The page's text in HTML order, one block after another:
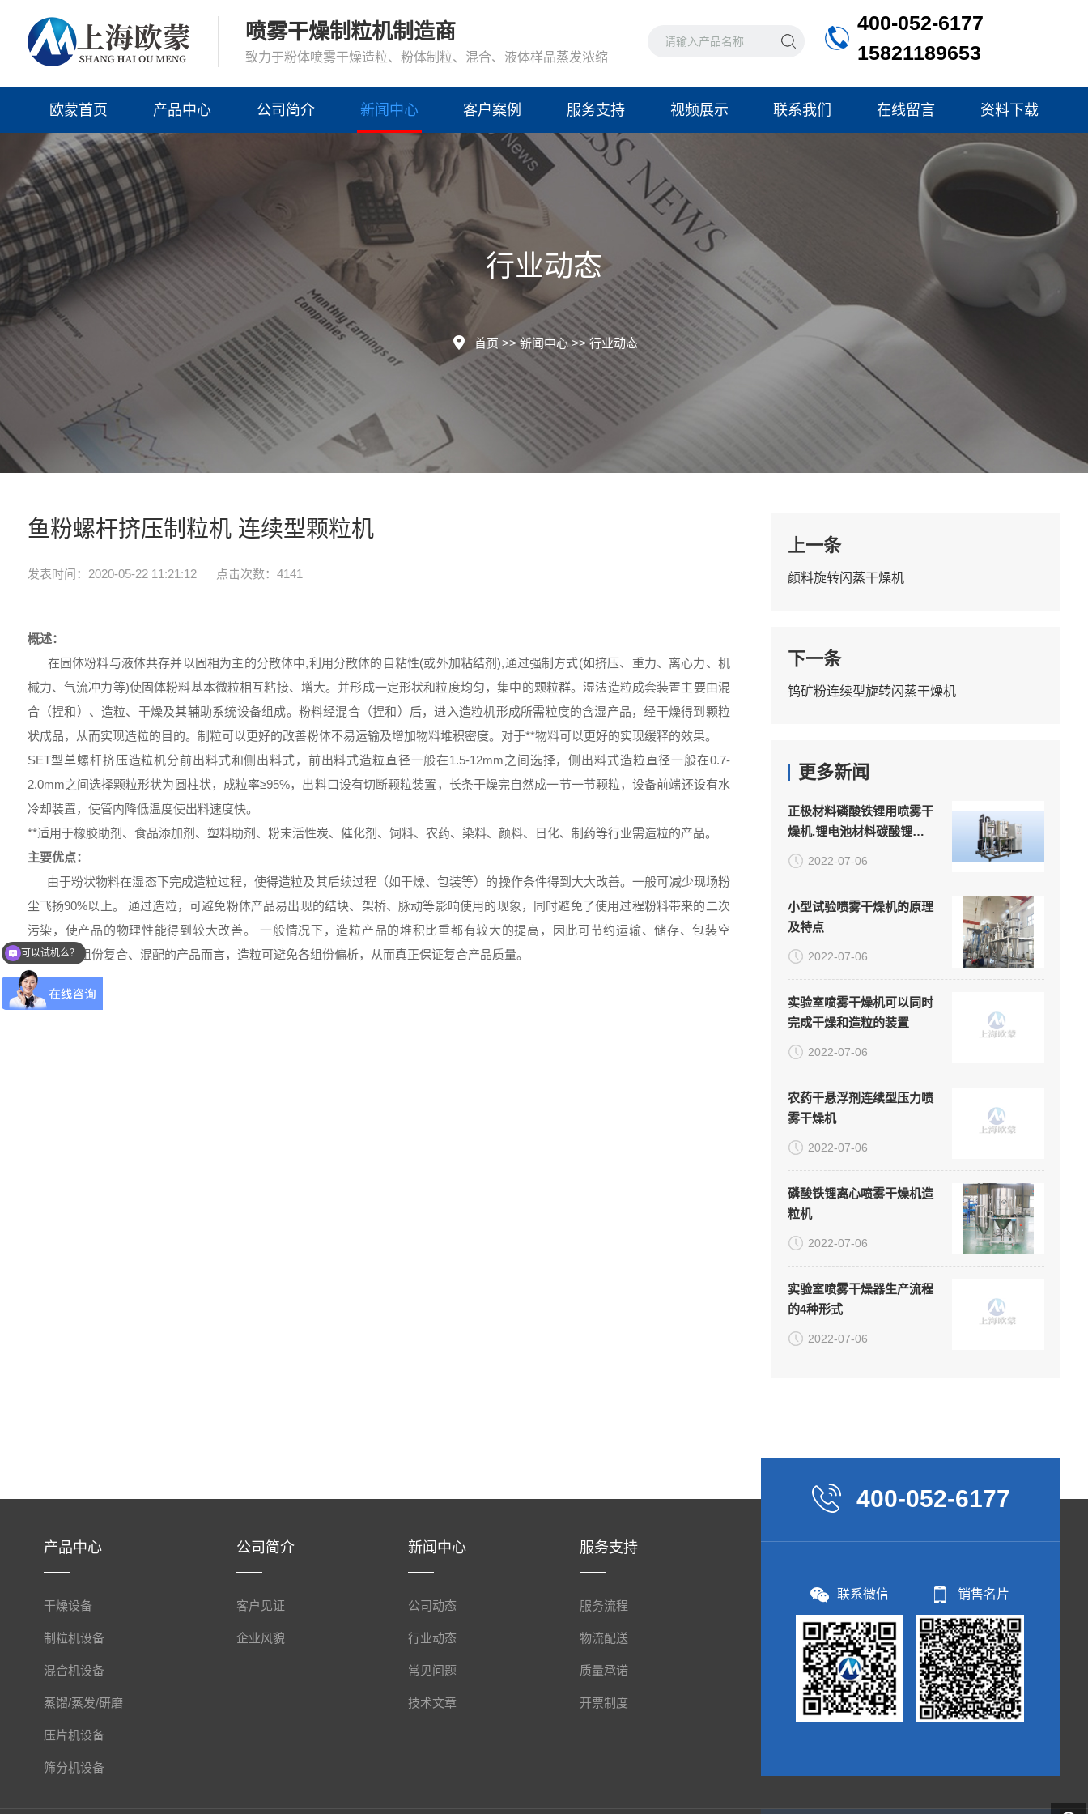
喷雾干燥制粒机制造商
致力于粉体喷雾干燥造粒、粉体制粒、混合、液体样品蒸发浓缩
400-052-6177
15821189653
欧蒙首页 产品中心 公司简介 新闻中心 客户案例 服务支持 视频展示 联系我们 在线留言 资料下载
行业动态
首页 >>新闻中心>>行业动态
鱼粉螺杆挤压制粒机 连续型颗粒机
发表时间：2020-05-22 11:21:12 点击次数：4141
概述：
在固体粉料与液体共存并以固相为主的分散体中,利用分散体的自粘性(或外加粘结剂),通过强制方式(如挤压、重力、离心力、机
械力、气流冲力等)使固体粉料基本微粒相互粘接、增大。并形成一定形状和粒度均匀，集中的颗粒群。湿法造粒成套装置主要由混
合（捏和）、造粒、干燥及其辅助系统设备组成。粉料经混合（捏和）后，进入造粒机形成所需粒度的含湿产品，经干燥得到颗粒
状成品，从而实现造粒的目的。制粒可以更好的改善粉体不易运输及增加物料堆积密度。对于**物料可以更好的实现缓释的效果。
SET型单螺杆挤压造粒机分前出料式和侧出料式，前出料式造粒直径一般在1.5-12mm之间选择，侧出料式造粒直径一般在0.7-
2.0mm之间选择颗粒形状为圆柱状，成粒率≥95%，出料口设有切断颗粒装置，长条干燥完自然成一节一节颗粒，设备前端还设有水
冷却装置，使管内降低温度使出料速度快。
**适用于橡胶助剂、食品添加剂、塑料助剂、粉末活性炭、催化剂、饲料、农药、染料、颜料、日化、制药等行业需造粒的产品。
主要优点：
由于粉状物料在湿态下完成造粒过程，使得造粒及其后续过程（如干燥、包装等）的操作条件得到大大改善。一般可减少现场粉
尘飞扬90%以上。 通过造粒，可避免粉体产品易出现的结块、架桥、脉动等影响使用的现象，同时避免了使用过程粉料带来的二次
污染，使产品的物理性能得到较大改善。 一般情况下，造粒产品的堆积比重都有较大的提高，因此可节约运输、储存、包装空
间。 对多组份复合、混配的产品而言，造粒可避免各组份偏析，从而真正保证复合产品质量。
上一条
颜料旋转闪蒸干燥机
下一条
钨矿粉连续型旋转闪蒸干燥机
更多新闻
正极材料磷酸铁锂用喷雾干
燥机,锂电池材料碳酸锂喷
雾干燥机
2022-07-06
小型试验喷雾干燥机的原理
及特点
2022-07-06
实验室喷雾干燥机可以同时
完成干燥和造粒的装置
2022-07-06
农药干悬浮剂连续型压力喷
雾干燥机
2022-07-06
磷酸铁锂离心喷雾干燥机造
粒机
2022-07-06
实验室喷雾干燥器生产流程
的4种形式
2022-07-06
产品中心
干燥设备
制粒机设备
混合机设备
蒸馏/蒸发/研磨
压片机设备
筛分机设备
公司简介
客户见证
企业风貌
新闻中心
公司动态
行业动态
常见问题
技术文章
服务支持
服务流程
物流配送
质量承诺
开票制度
400-052-6177
联系微信 销售名片
可以试机么？